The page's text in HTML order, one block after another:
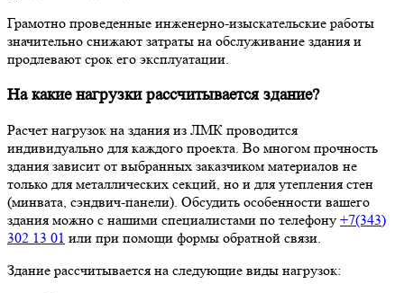
Грамотно проведенные инженерно-изыскательские работы
значительно снижают затраты на обслуживание здания и
продлевают срок его эксплуатации.
На какие нагрузки рассчитывается здание?
Расчет нагрузок на здания из ЛМК проводится
индивидуально для каждого проекта. Во многом прочность
здания зависит от выбранных заказчиком материалов не
только для металлических секций, но и для утепления стен
(минвата, сэндвич-панели). Обсудить особенности вашего
здания можно с нашими специалистами по телефону +7(343)
302 13 01 или при помощи формы обратной связи.
Здание рассчитывается на следующие виды нагрузок: